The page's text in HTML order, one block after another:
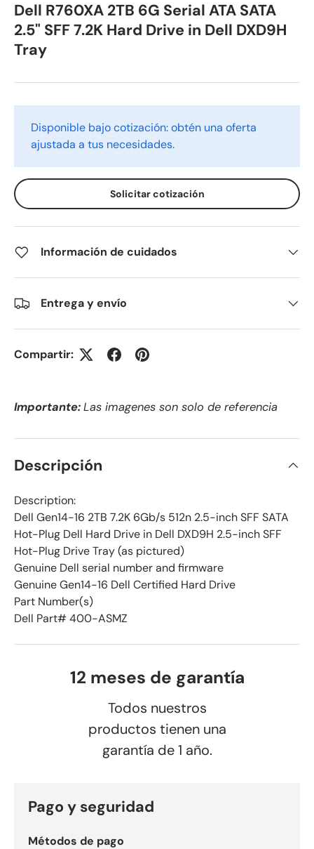
Dell R760XA 2TB 6G Serial ATA SATA
2.5" SFF 7.2K Hard Drive in Dell DXD9H
Tray
Disponible bajo cotización: obtén una oferta
ajustada a tus necesidades.
Solicitar cotización
Información de cuidados
Entrega y envío
Compartir:
Importante:Las imagenes son solo de referencia
Descripción
Description:
Dell Gen14-16 2TB 7.2K 6Gb/s 512n 2.5-inch SFF SATA
Hot-Plug Dell Hard Drive in Dell DXD9H 2.5-inch SFF
Hot-Plug Drive Tray (as pictured)
Genuine Dell serial number and firmware
Genuine Gen14-16 Dell Certified Hard Drive
Part Number(s)
Dell Part# 400-ASMZ
12 meses de garantía
Todos nuestros
productos tienen una
garantía de 1 año.
Pago y seguridad
Métodos de pago